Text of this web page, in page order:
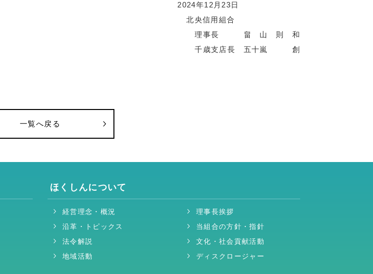
2024年12月23日
北央信用組合
理事長 畠 山 則 和
千歳支店長 五十嵐 創
一覧へ戻る
ほくしんについて
経営理念・概況
理事長挨拶
沿革・トピックス
当組合の方針・指針
法令解説
文化・社会貢献活動
地域活動
ディスクロージャー